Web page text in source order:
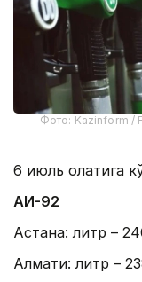
Фото: Kazinform /
6 июль ҳолатига
АИ-92
Астана: литр –
Алмати: литр –